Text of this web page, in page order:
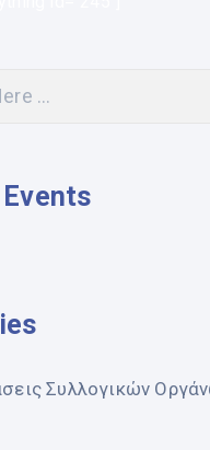
Συλλογικών